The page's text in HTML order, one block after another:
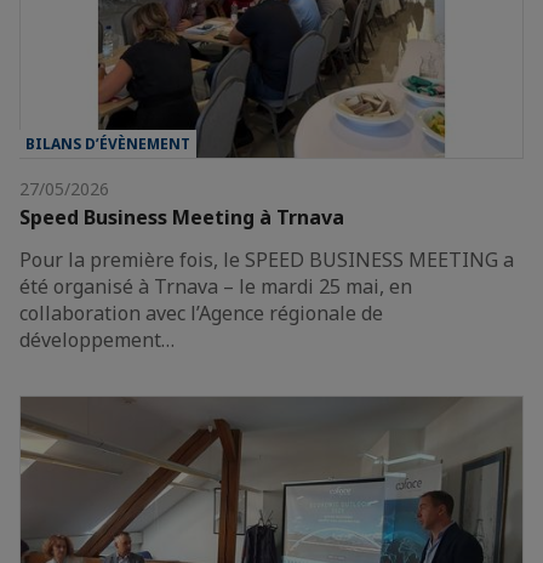
BILANS D’ÉVÈNEMENT
27/05/2026
Speed Business Meeting à Trnava
Pour la première fois, le SPEED BUSINESS MEETING a
été organisé à Trnava – le mardi 25 mai, en
collaboration avec l’Agence régionale de
développement…